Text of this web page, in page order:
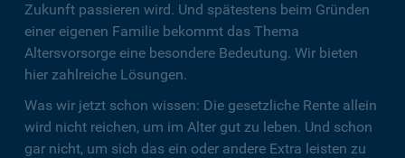
Zukunft passieren wird. Und spätestens beim Gründen
einer eigenen Familie bekommt das Thema
Altersvorsorge eine besondere Bedeutung. Wir bieten
hier zahlreiche Lösungen.
Was wir jetzt schon wissen: Die gesetzliche Rente allein
wird nicht reichen, um im Alter gut zu leben. Und schon
gar nicht, um sich das ein oder andere Extra leisten zu